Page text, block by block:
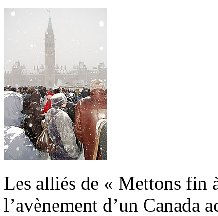
Les alliés de « Mettons fin
l’avènement d’un Canada